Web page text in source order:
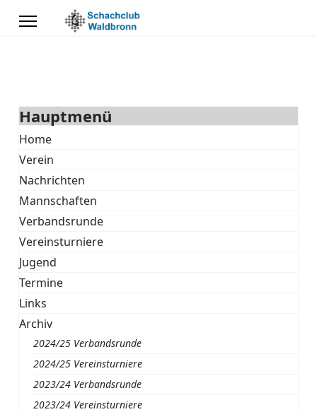
Hauptmenü
Home
Verein
Nachrichten
Mannschaften
Verbandsrunde
Vereinsturniere
Jugend
Termine
Links
Archiv
2024/25 Verbandsrunde
2024/25 Vereinsturniere
2023/24 Verbandsrunde
2023/24 Vereinsturniere